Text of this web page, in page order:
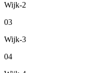
Wijk-2
03
Wijk-3
04